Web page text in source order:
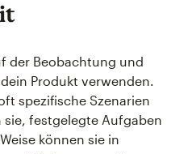
der Beobachtung und
Produkt verwenden.
spezifische Szenarien
festgelegte Aufgaben
können sie in